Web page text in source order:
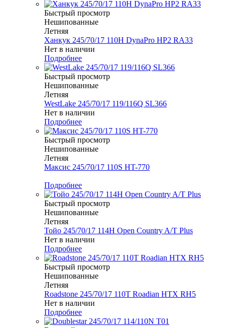
Быстрый просмотр
Нешипованные
Летняя
Ханкук 245/70/17 110H DynaPro HP2 RA33
Нет в наличии
Подробнее
Быстрый просмотр
Нешипованные
Летняя
WestLake 245/70/17 119/116Q SL366
Нет в наличии
Подробнее
Быстрый просмотр
Нешипованные
Летняя
Максис 245/70/17 110S HT-770
Подробнее
Быстрый просмотр
Нешипованные
Летняя
Тойо 245/70/17 114H Open Country A/T Plus
Нет в наличии
Подробнее
Быстрый просмотр
Нешипованные
Летняя
Roadstone 245/70/17 110T Roadian HTX RH5
Нет в наличии
Подробнее